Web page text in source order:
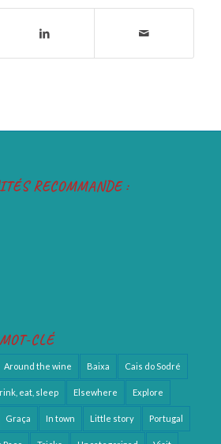
RECOMMANDE :
CLÉ
Around the wine Baixa Cais do Sodré
eat, sleep Elsewhere Explore
Graça In town Little story Portugal